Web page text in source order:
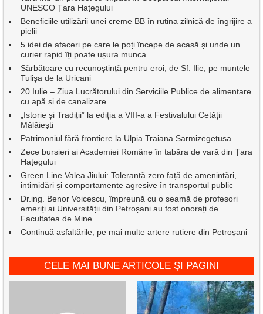
UNESCO Țara Hațegului
Beneficiile utilizării unei creme BB în rutina zilnică de îngrijire a
pielii
5 idei de afaceri pe care le poți începe de acasă și unde un
curier rapid îți poate ușura munca
Sărbătoare cu recunoștință pentru eroi, de Sf. Ilie, pe muntele
Tulișa de la Uricani
20 Iulie – Ziua Lucrătorului din Serviciile Publice de alimentare
cu apă și de canalizare
„Istorie și Tradiții” la ediția a VIII-a a Festivalului Cetății
Mălăiești
Patrimoniul fără frontiere la Ulpia Traiana Sarmizegetusa
Zece bursieri ai Academiei Române în tabăra de vară din Țara
Hațegului
Green Line Valea Jiului: Toleranță zero față de amenințări,
intimidări și comportamente agresive în transportul public
Dr.ing. Benor Voicescu, împreună cu o seamă de profesori
emeriți ai Universității din Petroșani au fost onorați de
Facultatea de Mine
Continuă asfaltările, pe mai multe artere rutiere din Petroșani
CELE MAI BUNE ARTICOLE ȘI PAGINI